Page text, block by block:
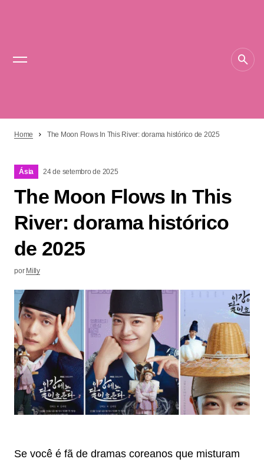
Home The Moon Flows In This River: dorama histórico de 2025
Ásia 24 de setembro de 2025
The Moon Flows In This
River: dorama histórico
de 2025
por Milly
Se você é fã de dramas coreanos que misturam